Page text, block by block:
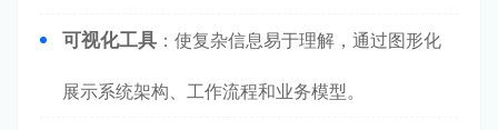
可视化工具 ：使复杂信息易于理解，通过图形化
展示系统架构、工作流程和业务模型。